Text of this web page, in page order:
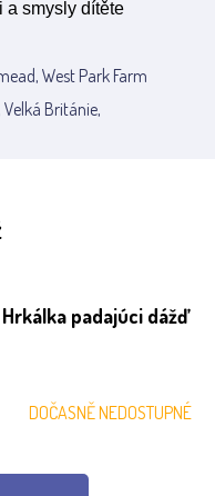
a smysly dítěte
West Park Farm
Velká Británie,
padajúci dážď
DOČASNĚ NEDOSTUPNÉ